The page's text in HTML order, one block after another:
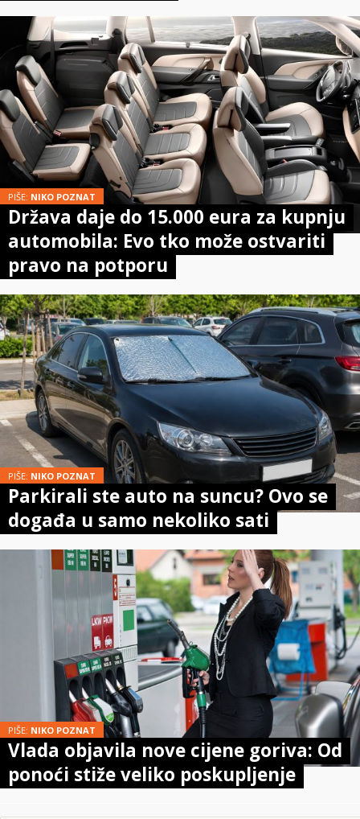
PIŠE: NIKO POZNAT
Država daje do 15.000 eura za kupnju
automobila: Evo tko može ostvariti
pravo na potporu
PIŠE: NIKO POZNAT
Parkirali ste auto na suncu? Ovo se
događa u samo nekoliko sati
PIŠE: NIKO POZNAT
Vlada objavila nove cijene goriva: Od
ponoći stiže veliko poskupljenje